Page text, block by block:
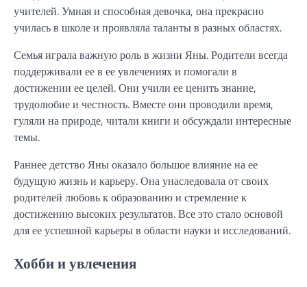
учителей. Умная и способная девочка, она прекрасно
училась в школе и проявляла таланты в разных областях.
Семья играла важную роль в жизни Яны. Родители всегда
поддерживали ее в ее увлечениях и помогали в
достижении ее целей. Они учили ее ценить знание,
трудолюбие и честность. Вместе они проводили время,
гуляли на природе, читали книги и обсуждали интересные
темы.
Раннее детство Яны оказало большое влияние на ее
будущую жизнь и карьеру. Она унаследовала от своих
родителей любовь к образованию и стремление к
достижению высоких результатов. Все это стало основой
для ее успешной карьеры в области науки и исследований.
Хобби и увлечения